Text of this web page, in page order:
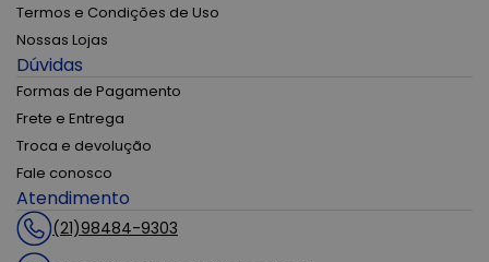
Termos e Condições de Uso
Nossas Lojas
Dúvidas
Formas de Pagamento
Frete e Entrega
Troca e devolução
Fale conosco
Atendimento
(21)98484-9303